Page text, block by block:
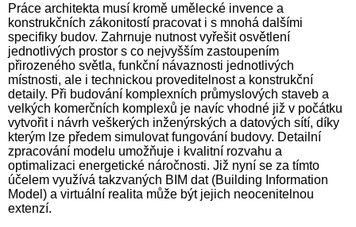
Práce architekta musí kromě umělecké invence a
konstrukčních zákonitostí pracovat i s mnohá dalšími
specifiky budov. Zahrnuje nutnost vyřešit osvětlení
jednotlivých prostor s co nejvyšším zastoupením
přirozeného světla, funkční návaznosti jednotlivých
místnosti, ale i technickou proveditelnost a konstrukční
detaily. Při budování komplexních průmyslových staveb a
velkých komerčních komplexů je navíc vhodné již v počátku
vytvořit i návrh veškerých inženýrských a datových sítí, díky
kterým lze předem simulovat fungování budovy. Detailní
zpracování modelu umožňuje i kvalitní rozvahu a
optimalizaci energetické náročnosti. Již nyní se za tímto
účelem využívá takzvaných BIM dat (Building Information
Model) a virtuální realita může být jejich neocenitelnou
extenzí.